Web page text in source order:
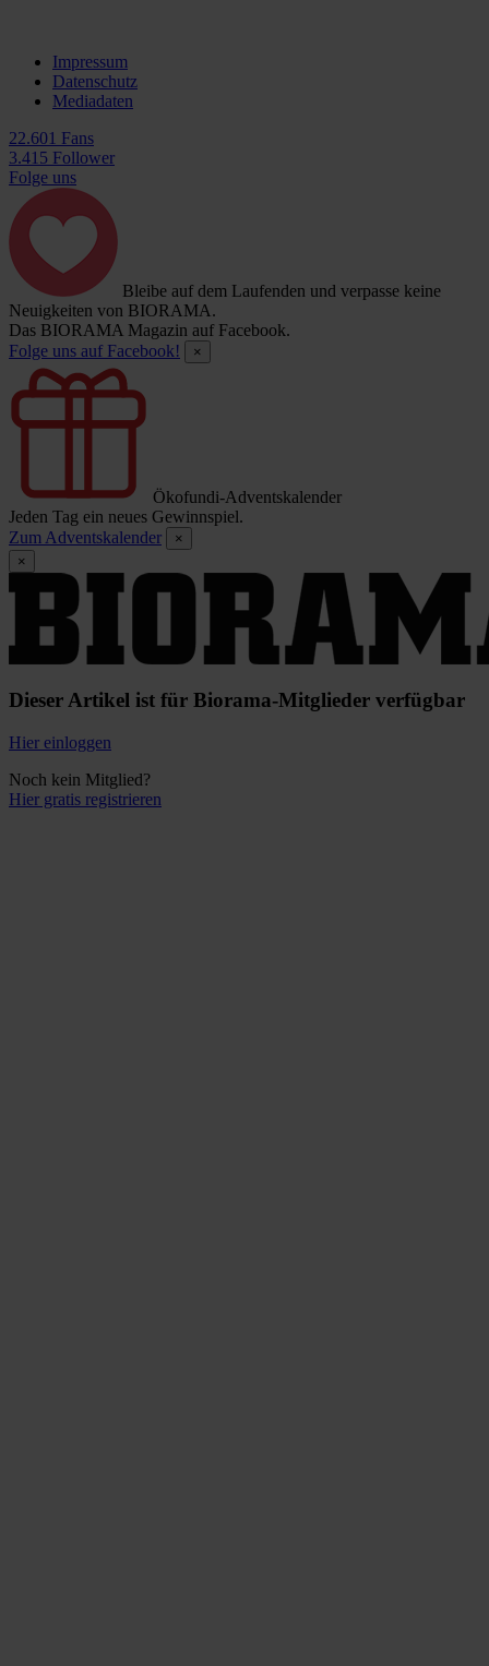
Impressum
Datenschutz
Mediadaten
22.601 Fans
3.415 Follower
Folge uns
Bleibe auf dem Laufenden und verpasse keine
Neuigkeiten von BIORAMA.
Das BIORAMA Magazin auf Facebook.
Folge uns auf Facebook!
×
Ökofundi-Adventskalender
Jeden Tag ein neues Gewinnspiel.
Zum Adventskalender
×
×
Dieser Artikel ist für Biorama-Mitglieder verfügbar
Hier einloggen
Noch kein Mitglied?
Hier gratis registrieren